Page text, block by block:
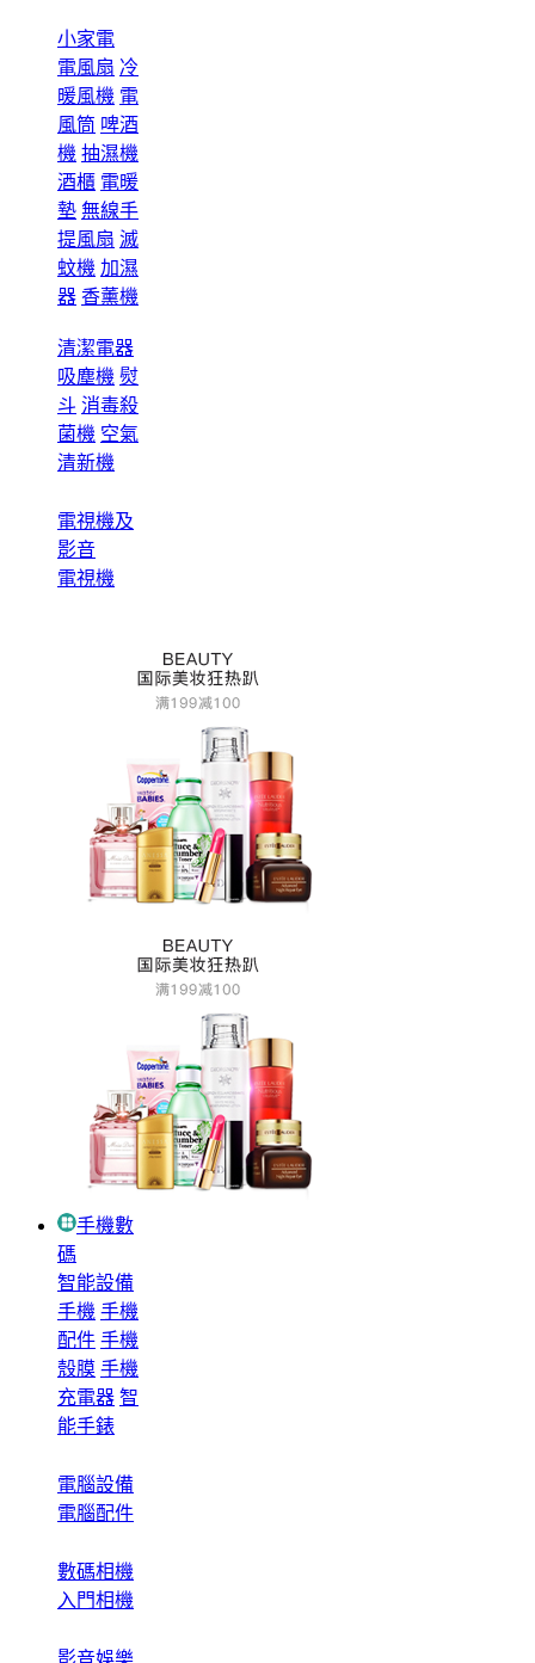
小家電
電風扇 冷
暖風機 電
風筒 啤酒
機 抽濕機
酒櫃 電暖
墊 無線手
提風扇 滅
蚊機 加濕
器 香薰機
清潔電器
吸塵機 熨
斗 消毒殺
菌機 空氣
清新機
電視機及
影音
電視機
手機數
碼
智能設備
手機 手機
配件 手機
殼膜 手機
充電器 智
能手錶
電腦設備
電腦配件
數碼相機
入門相機
影音娛樂